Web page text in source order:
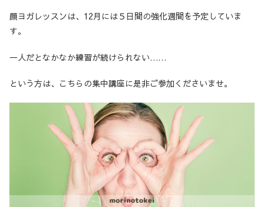
顔ヨガレッスンは、12月には５日間の強化週間を予定していま
す。
一人だとなかなか練習が続けられない……
という方は、こちらの集中講座に是非ご参加くださいませ。